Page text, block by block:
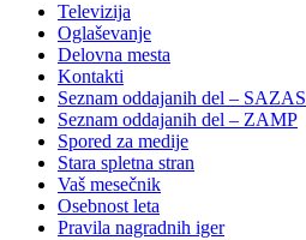
Televizija
Oglaševanje
Delovna mesta
Kontakti
Seznam oddajanih del – SAZAS
Seznam oddajanih del – ZAMP
Spored za medije
Stara spletna stran
Vaš mesečnik
Osebnost leta
Pravila nagradnih iger